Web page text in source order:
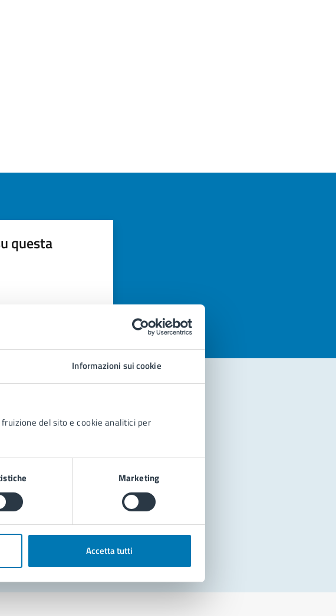
Informazioni sui cookie
del sito e cookie analitici per
Marketing
Accetta tutti
questa
delle informazioni